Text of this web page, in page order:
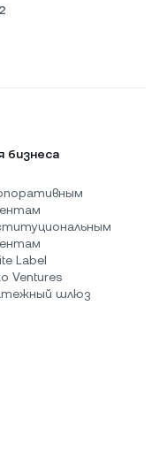
бизнеса
Label
Ventures
шлюз